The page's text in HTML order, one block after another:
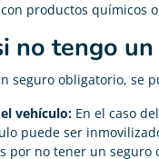
productos químicos
no tengo
seguro obligatorio, se
vehículo: En el caso
puede ser
por no tener un